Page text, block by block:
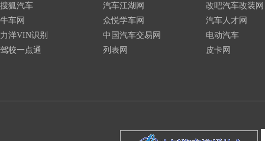
搜狐汽车
牛车网
力洋VIN识别
驾校一点通
汽车江湖网
众悦学车网
中国汽车交易网
列表网
改吧汽车改装网
汽车人才网
电动汽车
皮卡网